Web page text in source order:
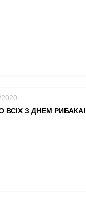
ВСІХ З ДНЕМ РИБАКА!